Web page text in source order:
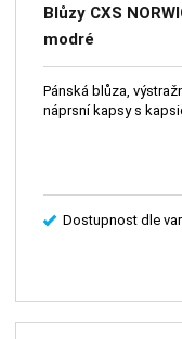
Blůzy CXS
modré
Pánská blůza,
náprsní kapsy s
Dostupnost dle